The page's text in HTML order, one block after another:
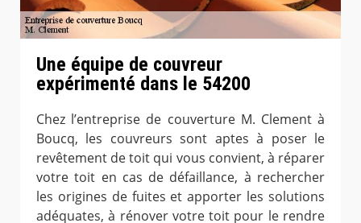
Une équipe de couvreur
expérimenté dans le 54200
Chez l’entreprise de couverture M. Clement à
Boucq, les couvreurs sont aptes à poser le
revêtement de toit qui vous convient, à réparer
votre toit en cas de défaillance, à rechercher
les origines de fuites et apporter les solutions
adéquates, à rénover votre toit pour le rendre